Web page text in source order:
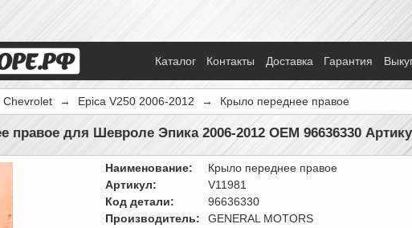
Каталог Контакты Доставка Гарантия
Chevrolet → Epica V250 2006-2012 → Крыло переднее правое
правое для Шевроле Эпика 2006-2012 OEM 96636330
Наименование:
Крыло переднее правое
Артикул:
V11981
Код детали:
96636330
Производитель:
GENERAL MOTORS